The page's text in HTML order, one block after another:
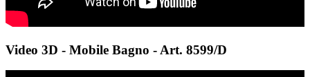
Video 3D - Mobile Bagno - Art. 8599/D